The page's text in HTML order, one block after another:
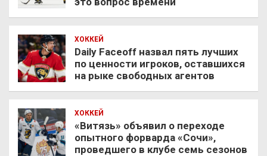
ХОККЕЙ
Daily Faceoff назвал пять лучших
по ценности игроков, оставшихся
на рыке свободных агентов
ХОККЕЙ
«Витязь» объявил о переходе
опытного форварда «Сочи»,
проведшего в клубе семь сезонов